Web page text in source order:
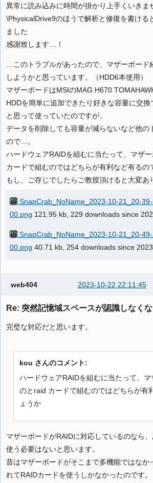
異常に読み込みに時間が掛かり上手くいきま
\PhysicalDrive9のほうで解析と修復を書ける
ました
感謝致します…！
…このトラブルがあったので、マザーボード
しようかと思っています。（HDD6本使用）
マザーボードはMSIのMAG H670
HDDを簡単に追加できたり好きな容量に交
と思って使っていたのですが、
データを削除しても容量が減らないなど他の
ので…。
ハードウェアRAIDを組むに当たって、マザ
カードで組むのではどちらが有利など有るの
もし、ご存じでしたらご教授頂けると大変あ
SnapCrab_NoName_2023-10-21_20-
00.png 121.95 kb, 229 downloads since
SnapCrab_NoName_2023-10-21_20-
00.png 40.71 kb, 254 downloads since
web404 2023-10-22 22:11:45
Re: 突然記憶域スペースが認識しなく
完璧な対応だと思います。
kou さんのコメント:
ハードウェアRAIDを組むに当たって、
のとraid カードで組むのではどちらが有
ょうか
マザーボードがRAIDに対応しているのなら
使う必要はないと思います。
昔はマザーボードがそこまで多機能ではなか
れてRAIDカードを使うしかなかったのです。